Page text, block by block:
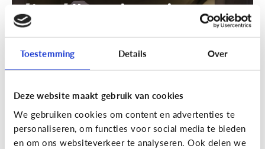
Toestemming Details Over
Deze website maakt gebruik van cookies
We gebruiken cookies om content en advertenties te
personaliseren, om functies voor social media te bieden
en om ons websiteverkeer te analyseren. Ook delen we
[Actua]Hoe snel geven jongeren
hun bankkaart in ruil voor geld?
En wat zijn 'geldezels'?